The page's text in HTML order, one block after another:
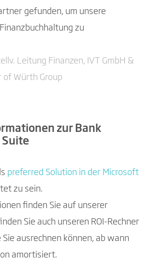
gefunden, um unsere
zu
Leitung Finanzen, IVT GmbH &
of Würth Group
zur Bank
preferred Solution in der Microsoft
zu sein.
finden Sie auf unserer
Sie auch unseren ROI-Rechner
ausrechnen können, ab wann
amortisiert.